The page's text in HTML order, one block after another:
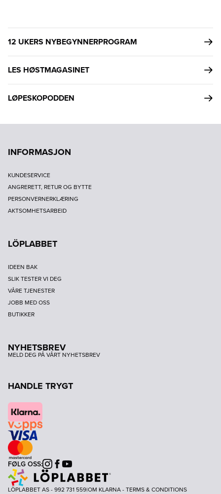
12 UKERS NYBEGYNNERPROGRAM
LES HØSTMAGASINET
LØPESKOPODDEN
INFORMASJON
KUNDESERVICE
ANGRERETT, RETUR OG BYTTE
PERSONVERNERKLÆRING
AKTSOMHETSARBEID
LÖPLABBET
IDEEN BAK
SLIK TESTER VI DEG
VÅRE TJENESTER
JOBB MED OSS
BUTIKKER
NYHETSBREV
MELD DEG PÅ VÅRT NYHETSBREV
HANDLE TRYGT
FØLG OSS:Instagram
Facebook
Youtube
LÖPLABBET AS - 992 731 559|OM KLARNA-TERMS & CONDITIONS